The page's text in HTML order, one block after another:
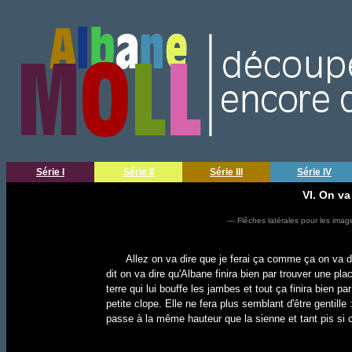
Série I Série II Série III Série IV
VI. On
— Flêches latérales pour les
Allez on va dire que je ferai ça comme ça on va
dit on va dire qu'Albane finira bien par trouver une
terre qui lui bouffe les jambes et tout ça finira bien
petite clope. Elle ne fera plus semblant d'être
passe à la même hauteur que la sienne et tant pis si